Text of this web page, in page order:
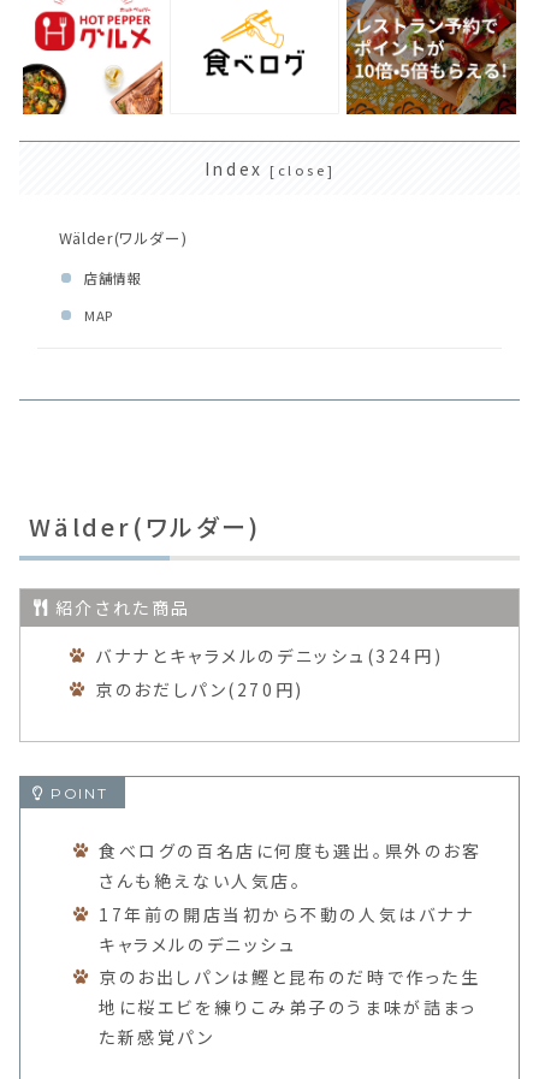
Index
Wälder(ワルダー)
店舗情報
MAP
Wälder(ワルダー)
紹介された商品
バナナとキャラメルのデニッシュ(324円)
京のおだしパン(270円)
食べログの百名店に何度も選出。県外のお客
さんも絶えない人気店。
17年前の開店当初から不動の人気はバナナ
キャラメルのデニッシュ
京のお出しパンは鰹と昆布のだ時で作った生
地に桜エビを練りこみ弟子のうま味が詰まっ
た新感覚パン